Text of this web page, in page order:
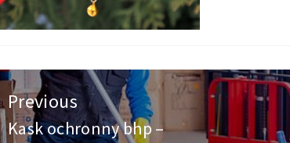
Previous
Previous
Kask ochronny bhp –